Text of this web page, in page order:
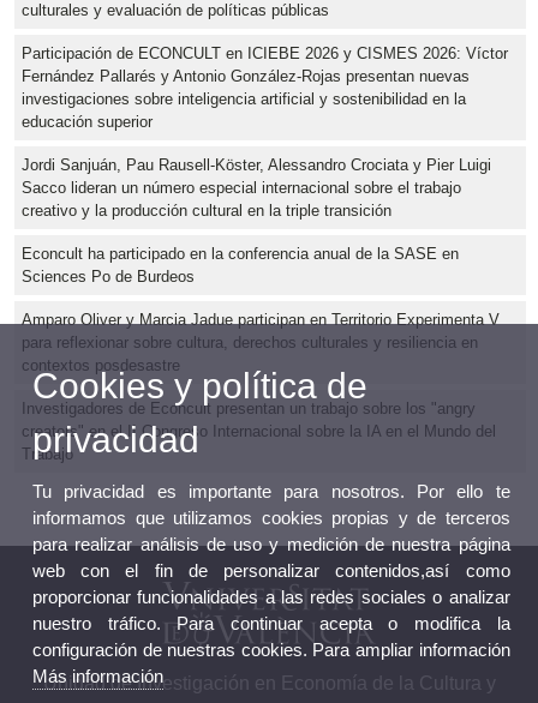
culturales y evaluación de políticas públicas
Participación de ECONCULT en ICIEBE 2026 y CISMES 2026: Víctor
Fernández Pallarés y Antonio González-Rojas presentan nuevas
investigaciones sobre inteligencia artificial y sostenibilidad en la
educación superior
Jordi Sanjuán, Pau Rausell-Köster, Alessandro Crociata y Pier Luigi
Sacco lideran un número especial internacional sobre el trabajo
creativo y la producción cultural en la triple transición
Econcult ha participado en la conferencia anual de la SASE en
Sciences Po de Burdeos
Amparo Oliver y Marcia Jadue participan en Territorio Experimenta V
para reflexionar sobre cultura, derechos culturales y resiliencia en
contextos posdesastre
Investigadores de Econcult presentan un trabajo sobre los "angry
creators" en el II Congreso Internacional sobre la IA en el Mundo del
Trabajo
Unidad de Investigación en Economía de la Cultura y
Cookies y política de
privacidad
Tu privacidad es importante para nosotros. Por ello te
informamos que utilizamos cookies propias y de terceros
para realizar análisis de uso y medición de nuestra página
web con el fin de personalizar contenidos,así como
proporcionar funcionalidades a las redes sociales o analizar
nuestro tráfico. Para continuar acepta o modifica la
configuración de nuestras cookies. Para ampliar información
Más información